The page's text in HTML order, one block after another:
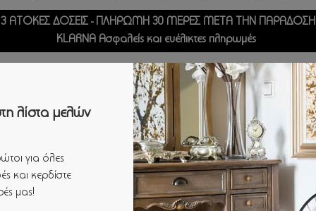
3 ΑΤΟΚΕΣ ΔΟΣΕΙΣ - ΠΛΗΡΩΜΗ 30 ΜΕΡΕΣ ΜΕΤΑ ΤΗΝ ΠΑΡΑΔΟΣΗ
KLARNA Ασφαλείς και ευέλικτες πληρωμές
λίστα μελών
για όλες
και κερδίστε
μας!